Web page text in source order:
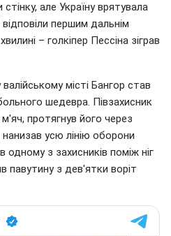
але Україну врятувала
першим дальнім
– голкіпер Пессіна зіграв
місті Бангор став
шедевра. Півзахисник
протягнув його через
усю лінію оборони
одному з захисників поміж ніг
павутину з дев'ятки воріт